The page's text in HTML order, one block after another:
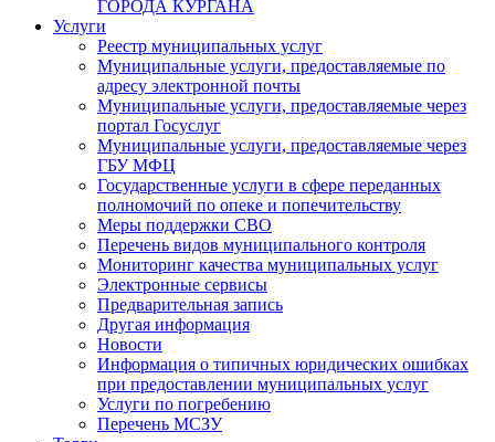
ГОРОДА КУРГАНА
Услуги
Реестр муниципальных услуг
Муниципальные услуги, предоставляемые по
адресу электронной почты
Муниципальные услуги, предоставляемые через
портал Госуслуг
Муниципальные услуги, предоставляемые через
ГБУ МФЦ
Государственные услуги в сфере переданных
полномочий по опеке и попечительству
Меры поддержки СВО
Перечень видов муниципального контроля
Мониторинг качества муниципальных услуг
Электронные сервисы
Предварительная запись
Другая информация
Новости
Информация о типичных юридических ошибках
при предоставлении муниципальных услуг
Услуги по погребению
Перечень МСЗУ